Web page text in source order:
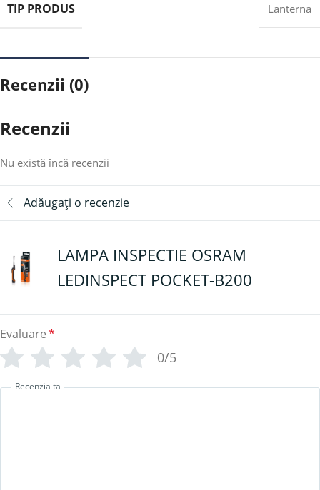
TIP PRODUS Lanterna
Recenzii (0)
Recenzii
Nu există încă recenzii
Adăugați o recenzie
LAMPA INSPECTIE OSRAM
LEDINSPECT POCKET-B200
Evaluare*
0/5
Recenzia ta